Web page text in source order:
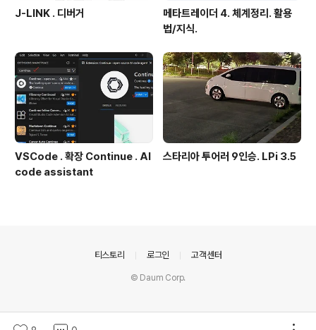
J-LINK . 디버거
메타트레이더 4. 체계정리. 활용
법/지식.
VSCode . 확장 Continue . AI
code assistant
스타리아 투어러 9인승. LPi 3.5
티스토리 로그인 고객센터
© Daum Corp.